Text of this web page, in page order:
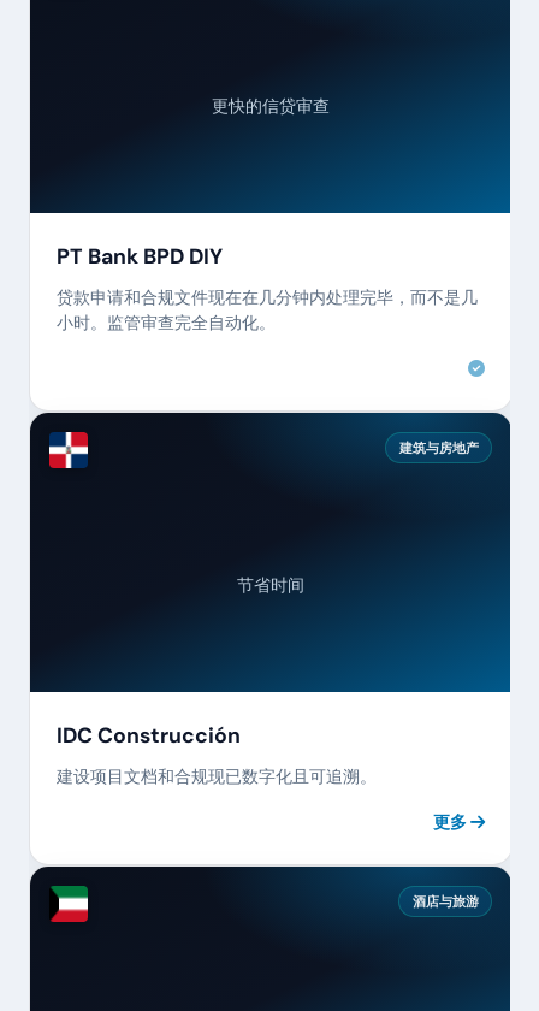
更快的信贷审查
PT Bank BPD DIY
贷款申请和合规文件现在在几分钟内处理完毕，而不是几
小时。监管审查完全自动化。
建筑与房地产
节省时间
IDC Construcción
建设项目文档和合规现已数字化且可追溯。
更多
酒店与旅游